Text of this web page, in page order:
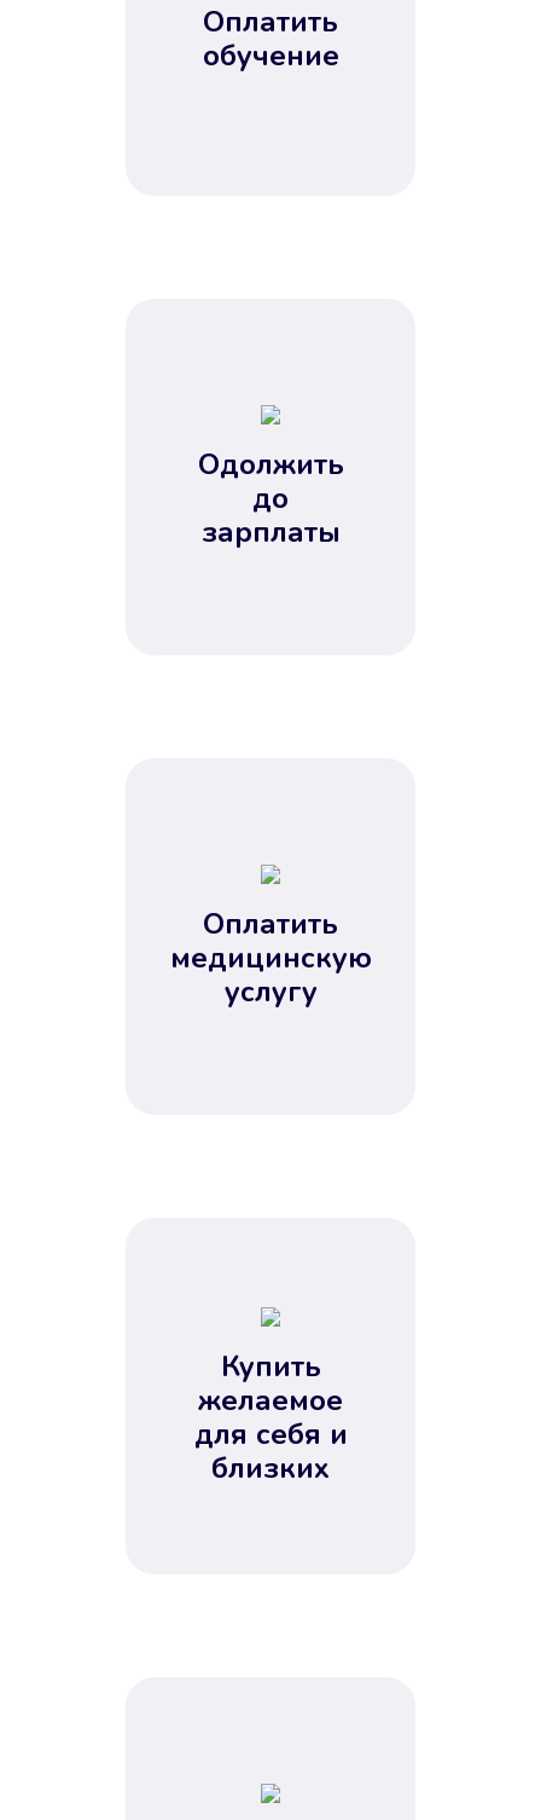
Оплатить
обучение
Одолжить
до
зарплаты
Оплатить
медицинскую
услугу
Купить
желаемое
для себя и
близких